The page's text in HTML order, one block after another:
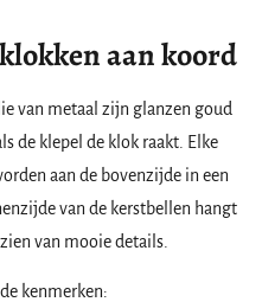
aan koord
van metaal zijn glanzen goud
de klepel de klok raakt. Elke
aan de bovenzijde in een
van de kerstbellen hangt
van mooie details.
kenmerken: